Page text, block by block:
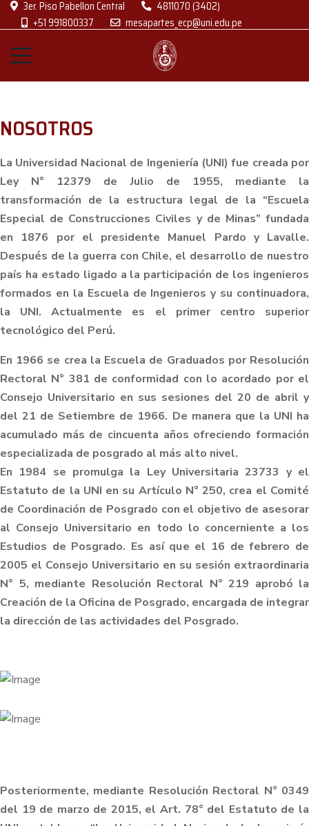
3er. Piso Pabellon Central
4811070 (3402)
+51 991800337
mesapartes_ecp@uni.edu.pe
NOSOTROS
La Universidad Nacional de Ingeniería (UNI) fue creada por
Ley N° 12379 de Julio de 1955, mediante la
transformación de la estructura legal de la “Escuela
Especial de Construcciones Civiles y de Minas” fundada
en 1876 por el presidente Manuel Pardo y Lavalle.
Después de la guerra con Chile, el desarrollo de nuestro
país ha estado ligado a la participación de los ingenieros
formados en la Escuela de Ingenieros y su continuadora,
la UNI. Actualmente es el primer centro superior
tecnológico del Perú.
En 1966 se crea la Escuela de Graduados por Resolución
Rectoral N° 381 de conformidad con lo acordado por el
Consejo Universitario en sus sesiones del 20 de abril y
del 21 de Setiembre de 1966. De manera que la UNI ha
acumulado más de cincuenta años ofreciendo formación
especializada de posgrado al más alto nivel.
En 1984 se promulga la Ley Universitaria 23733 y el
Estatuto de la UNI en su Artículo N° 250, crea el Comité
de Coordinación de Posgrado con el objetivo de asesorar
al Consejo Universitario en todo lo concerniente a los
Estudios de Posgrado. Es así que el 16 de febrero de
2005 el Consejo Universitario en su sesión extraordinaria
N° 5, mediante Resolución Rectoral N° 219 aprobó la
Creación de la Oficina de Posgrado, encargada de integrar
la dirección de las actividades del Posgrado.
Posteriormente, mediante Resolución Rectoral N° 0349
del 19 de marzo de 2015, el Art. 78° del Estatuto de la